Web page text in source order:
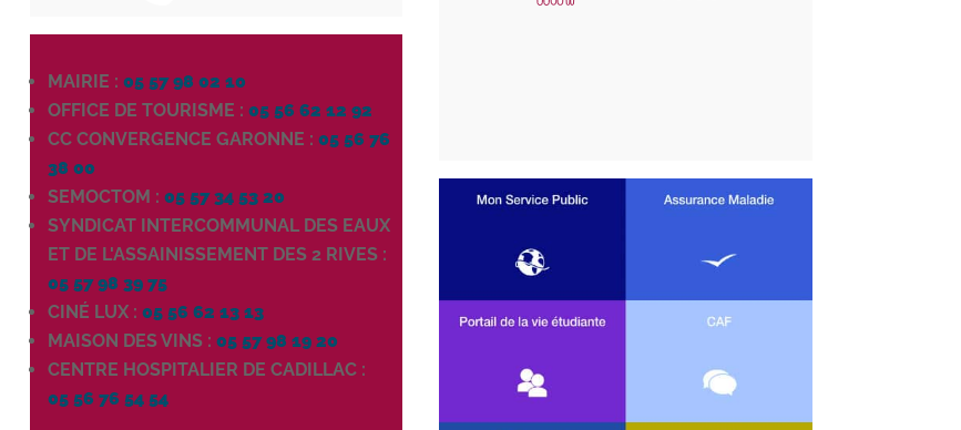
MAIRIE : 05 57 98 02 10
OFFICE DE TOURISME : 05 56 62 12 92
CC CONVERGENCE GARONNE : 05 56 76
38 00
SEMOCTOM : 05 57 34 53 20
SYNDICAT INTERCOMMUNAL DES EAUX
ET DE L'ASSAINISSEMENT DES 2 RIVES :
05 57 98 39 75
CINÉ LUX : 05 56 62 13 13
MAISON DES VINS : 05 57 98 19 20
CENTRE HOSPITALIER DE CADILLAC :
05 56 76 54 54